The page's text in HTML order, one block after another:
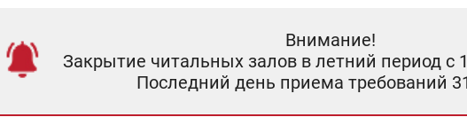
Внимание!
Закрытие читальных залов в летний период с
Последний день приема требований